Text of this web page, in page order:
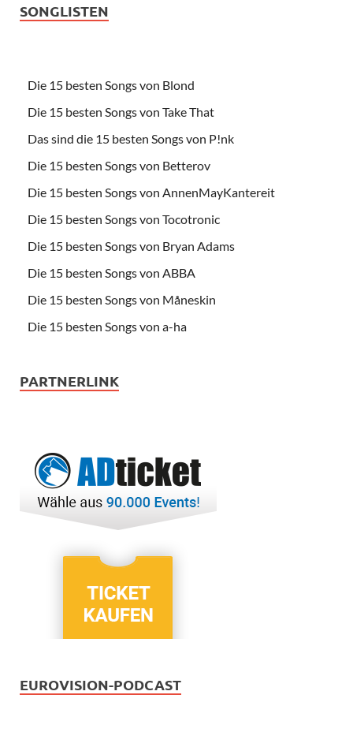
SONGLISTEN
Die 15 besten Songs von Blond
Die 15 besten Songs von Take That
Das sind die 15 besten Songs von P!nk
Die 15 besten Songs von Betterov
Die 15 besten Songs von AnnenMayKantereit
Die 15 besten Songs von Tocotronic
Die 15 besten Songs von Bryan Adams
Die 15 besten Songs von ABBA
Die 15 besten Songs von Måneskin
Die 15 besten Songs von a-ha
PARTNERLINK
EUROVISION-PODCAST